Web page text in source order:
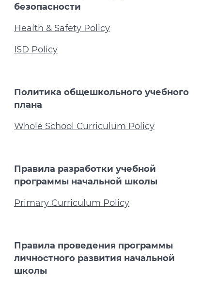
безопасности
Health & Safety Policy
ISD Policy
Политика общешкольного учебного
плана
Whole School Curriculum Policy
Правила разработки учебной
программы начальной школы
Primary Curriculum Policy
Правила проведения программы
личностного развития начальной
школы